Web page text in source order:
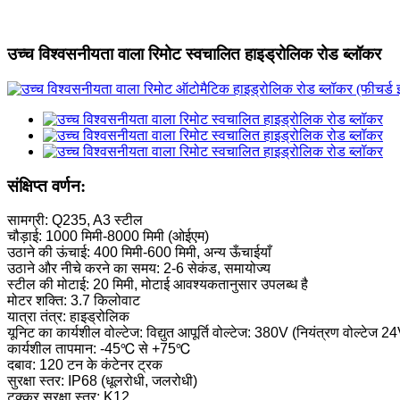
उच्च विश्वसनीयता वाला रिमोट स्वचालित हाइड्रोलिक रोड ब्लॉकर
संक्षिप्त वर्णन:
सामग्री: Q235, A3 स्टील
चौड़ाई: 1000 मिमी-8000 मिमी (ओईएम)
उठाने की ऊंचाई: 400 मिमी-600 मिमी, अन्य ऊँचाईयाँ
उठाने और नीचे करने का समय: 2-6 सेकंड, समायोज्य
स्टील की मोटाई: 20 मिमी, मोटाई आवश्यकतानुसार उपलब्ध है
मोटर शक्ति: 3.7 किलोवाट
यात्रा तंत्र: हाइड्रोलिक
यूनिट का कार्यशील वोल्टेज: विद्युत आपूर्ति वोल्टेज: 380V (नियंत्रण वोल्टेज
कार्यशील तापमान: -45℃ से +75℃
दबाव: 120 टन के कंटेनर ट्रक
सुरक्षा स्तर: IP68 (धूलरोधी, जलरोधी)